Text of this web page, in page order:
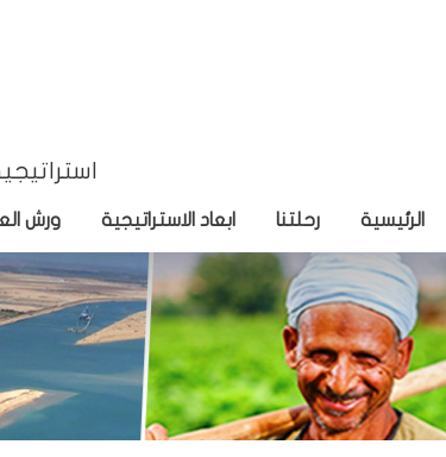
الرئيسية رحلتنا ابعاد الاستراتيجية ورش